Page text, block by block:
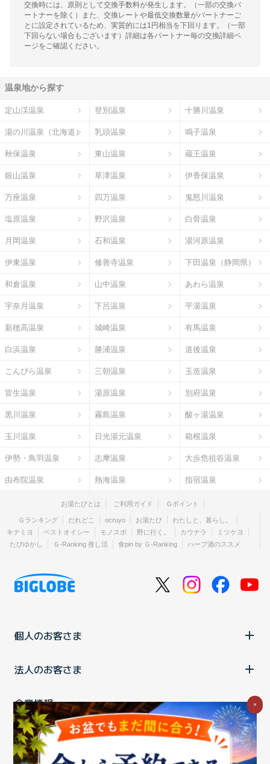
交換時には、原則として交換手数料が発生します。（一部の交換パ
ートナーを除く）また、交換レートや最低交換数量がパートナーご
とに設定されているため、実質的には1円相当を下回ります。（一部
下回らない場合もございます）詳細は各パートナー毎の交換詳細ペ
ージをご確認ください。
温泉地から探す
定山渓温泉 登別温泉 十勝川温泉
湯の川温泉（北海道） 乳頭温泉 鳴子温泉
秋保温泉 東山温泉 蔵王温泉
銀山温泉 草津温泉 伊香保温泉
万座温泉 四万温泉 鬼怒川温泉
塩原温泉 野沢温泉 白骨温泉
月岡温泉 石和温泉 湯河原温泉
伊東温泉 修善寺温泉 下田温泉（静岡県）
和倉温泉 山中温泉 あわら温泉
宇奈月温泉 下呂温泉 平湯温泉
新穂高温泉 城崎温泉 有馬温泉
白浜温泉 勝浦温泉 道後温泉
こんぴら温泉 三朝温泉 玉造温泉
皆生温泉 湯原温泉 別府温泉
黒川温泉 霧島温泉 酸ヶ湯温泉
玉川温泉 日光湯元温泉 箱根温泉
伊勢・鳥羽温泉 志摩温泉 大歩危祖谷温泉
由布院温泉 熱海温泉 指宿温泉
お湯たびとは ご利用ガイド Ｇポイント
Ｇランキング だれどこ ocruyo お湯たび
わたしと、暮らし。
キテミヨ
ベストオイシー モノスポ 野に行く。 カウナラ
ミツケヨ
たびゆかし
Ｇ-Ranking 推し活 食pin by Ｇ-Ranking ハーブ酒のススメ
個人のお客さま
法人のお客さま
企業情報
ご利用中の方
×